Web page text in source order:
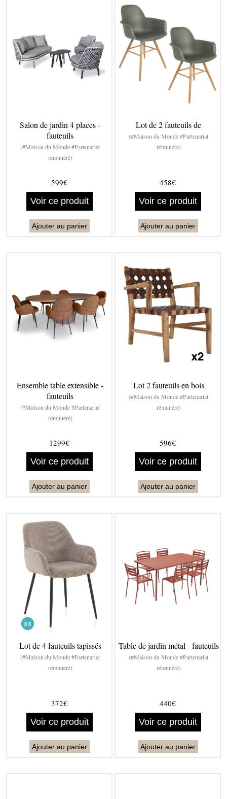
Salon de jardin 4 places -
fauteuils
(#Maison du Monde #Partenariat
rémunéré)
599€
Voir ce produit
Ajouter au panier
Lot de 2 fauteuils de
(#Maison du Monde #Partenariat
rémunéré)
458€
Voir ce produit
Ajouter au panier
Ensemble table extensible -
fauteuils
(#Maison du Monde #Partenariat
rémunéré)
1299€
Voir ce produit
Ajouter au panier
Lot 2 fauteuils en bois
(#Maison du Monde #Partenariat
rémunéré)
596€
Voir ce produit
Ajouter au panier
Lot de 4 fauteuils tapissés
(#Maison du Monde #Partenariat
rémunéré)
372€
Voir ce produit
Ajouter au panier
Table de jardin métal - fauteuils
(#Maison du Monde #Partenariat
rémunéré)
440€
Voir ce produit
Ajouter au panier